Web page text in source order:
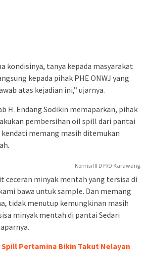
kondisinya, tanya kepada masyarakat
kepada pihak PHE ONWJ yang
atas kejadian ini,” ujarnya.
H. Endang Sodikin memaparkan, pihak
pembersihan oil spill dari pantai
memang masih ditemukan
Komisi III DPRD Karawang.
ceceran minyak mentah yang tersisa di
bawa untuk sample. Dan memang
tidak menutup kemungkinan masih
minyak mentah di pantai Sedari
Spill Pertamina Bikin Takut Nelayan